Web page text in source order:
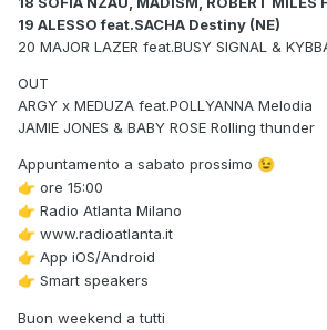
19 ALESSO feat.SACHA Destiny (NE)
20 MAJOR LAZER feat.BUSY SIGNAL &
OUT
ARGY x MEDUZA feat.POLLYANNA Melodia
JAMIE JONES & BABY ROSE Rolling thunder
Appuntamento a sabato prossimo 😉
👉 ore 15:00
👉 Radio Atlanta Milano
👉 www.radioatlanta.it
👉 App iOS/Android
👉 Smart speakers
Buon weekend a tutti